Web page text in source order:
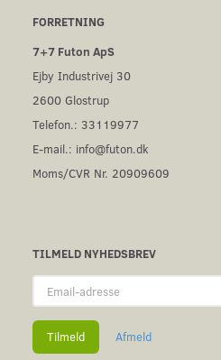
FORRETNING
7+7 Futon ApS
Ejby Industrivej 30
2600 Glostrup
Telefon.: 33119977
E-mail.: info@futon.dk
Moms/CVR Nr. 20909609
TILMELD NYHEDSBREV
adresse
Tilmeld Afmeld